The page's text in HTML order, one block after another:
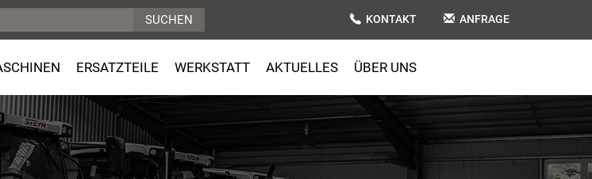
KONTAKT ANFRAGE
ERSATZTEILE WERKSTATT AKTUELLES ÜBER UNS